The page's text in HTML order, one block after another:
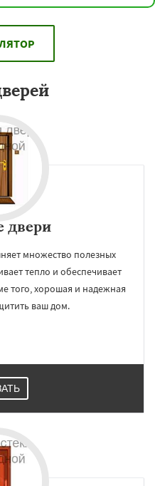
двери
множество полезных
тепло и обеспечивает
того, хорошая и надежная
ваш дом.